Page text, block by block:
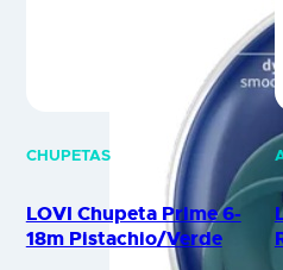
CHUPETAS
LOVI Chupeta Prime 6-
18m Pistachio/Verde